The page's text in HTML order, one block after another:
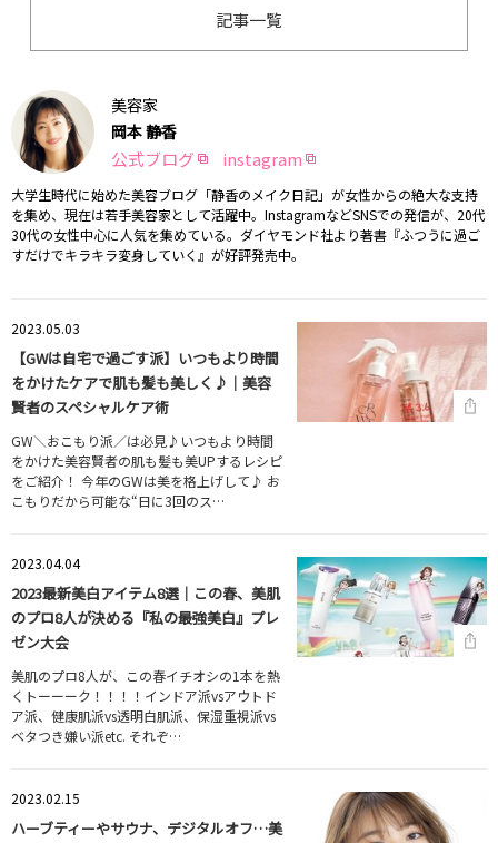
記事一覧
美容家
岡本 静香
公式ブログ instagram
大学生時代に始めた美容ブログ「静香のメイク日記」が女性からの絶大な支持
を集め、現在は若手美容家として活躍中。InstagramなどSNSでの発信が、20代
30代の女性中心に人気を集めている。ダイヤモンド社より著書『ふつうに過ご
すだけでキラキラ変身していく』が好評発売中。
2023.05.03
【GWは自宅で過ごす派】いつもより時間
をかけたケアで肌も髪も美しく♪｜美容
賢者のスペシャルケア術
GW＼おこもり派／は必見♪いつもより時間
をかけた美容賢者の肌も髪も美UPするレシピ
をご紹介！ 今年のGWは美を格上げして♪ お
こもりだから可能な“日に3回のス…
2023.04.04
2023最新美白アイテム8選｜この春、美肌
のプロ8人が決める『私の最強美白』プレ
ゼン大会
美肌のプロ8人が、この春イチオシの1本を熱
くトーーーク！！！！インドア派vsアウトド
ア派、健康肌派vs透明白肌派、保湿重視派vs
ベタつき嫌い派etc. それぞ…
2023.02.15
ハーブティーやサウナ、デジタルオフ…美